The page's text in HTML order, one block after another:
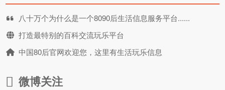
八十万个为什么是一个8090后生活信息服务平台......
打造最特别的百科交流玩乐平台
中国80后官网欢迎您，这里有生活玩乐信息
微博关注